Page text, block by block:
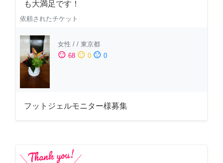
も大満足です！
依頼されたチケット
女性 / / 東京都
sentiment_satisfied 68 sentiment_neutral 0 sentiment_dissatisfied 0
フットジェルモニター様募集